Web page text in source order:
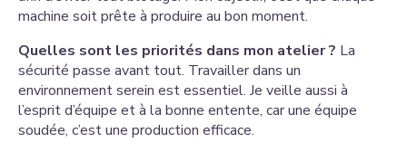
machine soit prête à produire au bon moment.
Quelles sont les priorités dans mon atelier ? La
sécurité passe avant tout. Travailler dans un
environnement serein est essentiel. Je veille aussi à
l’esprit d’équipe et à la bonne entente, car une équipe
soudée, c’est une production efficace.